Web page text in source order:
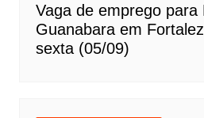
Vaga de emprego para
Guanabara em
sexta (05/09)